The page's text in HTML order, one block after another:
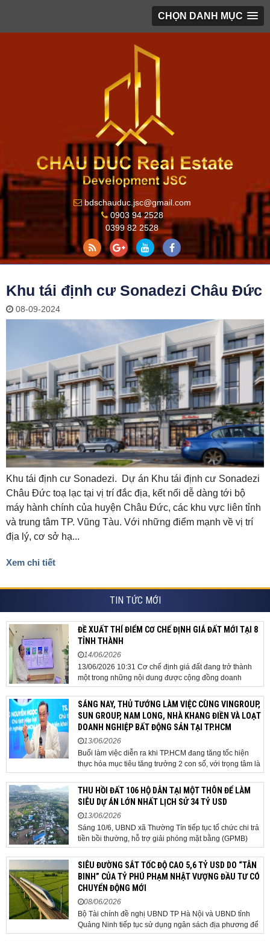
CHỌN DANH MỤC
bdschauduc.jsc@gmail.com
0903 94 2528
0399 82 2528
Khu tái định cư Sonadezi Châu Đức
08-09-2024
Khu tái định cư Sonadezi. Dự án Khu tái định cư Sonadezi
Châu Đức toạ lạc tại vị trí đắc địa, kết nối dễ dàng tới bộ
máy hành chính của huyện Châu Đức, các khu vực liên tỉnh
và trung tâm TP. Vũng Tàu. Với những điểm mạnh về vị trí
địa lý, cơ sở hạ...
Xem chi tiết
TIN TỨC MỚI
ĐỀ XUẤT THÍ ĐIỂM CƠ CHẾ ĐỊNH GIÁ ĐẤT MỚI TẠI 8
TỈNH THÀNH
14/06/2026
13/06/2026 10:31 Cơ chế định giá đất đang trở thành
một trong những nội dung được cộng đồng doanh
nghiệp, các chuyên gia và cơ quan quản lý đặc biệt
quan tâm khi tác động trực tiếp đến quá trình triển khai
dự án, thu hút đầu tư và sự phát triển ổn định của...
SÁNG NAY, THỦ TƯỚNG LÀM VIỆC CÙNG VINGROUP,
SUN GROUP, NAM LONG, NHÀ KHANG ĐIỀN VÀ LOẠT
DOANH NGHIỆP BẤT ĐỘNG SẢN TẠI TP.HCM
13/06/2026
Buổi làm việc diễn ra khi TP.HCM đang tăng tốc hiện
thực hóa mục tiêu tăng trưởng 2 con số, với trọng tâm là
giải ngân đầu tư công, hoàn thiện mô hình chính quyền
địa phương 2 cấp, phát triển nhà ở xã hội và xử lý các
vướng mắc về cơ chế, chính...
THU HỒI ĐẤT 106 HỘ DÂN TẠI MỘT THÔN ĐỂ LÀM
SIÊU DỰ ÁN LỚN NHẤT LỊCH SỬ 34 TỶ USD
13/06/2026
Sáng 10/6, UBND xã Thường Tín tiếp tục tổ chức chi trả
tiền bồi thường, hỗ trợ giải phóng mặt bằng (GPMB)
cho 106 hộ gia đình, cá nhân thuộc diện thu hồi đất để
thực hiện dự án Khu đô thị thể thao Quốc tế Hà Nội trên
địa bàn thôn Nhuệ Giang. Trong...
SIÊU ĐƯỜNG SẮT TỐC ĐỘ CAO 5,6 TỶ USD DO “TÂN
BINH” CỦA TỶ PHÚ PHẠM NHẬT VƯỢNG ĐẦU TƯ CÓ
CHUYỂN ĐỘNG MỚI
08/06/2026
Bộ Tài chính đề nghị UBND TP Hà Nội và UBND tỉnh
Quảng Ninh tiếp tục sử dụng ngân sách địa phương để
thực hiện công tác giải phóng mặt bằng đối với phần